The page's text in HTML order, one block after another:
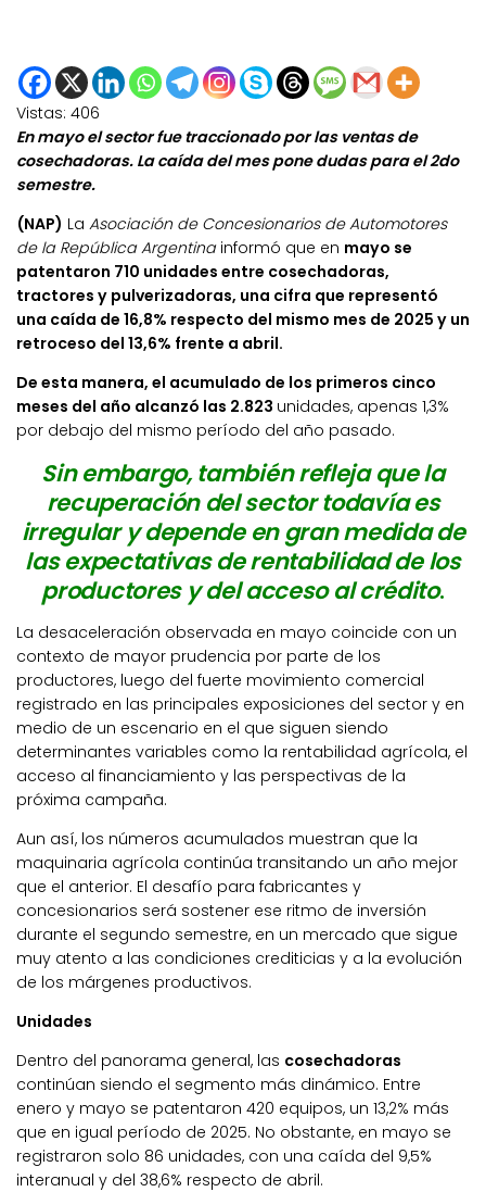
Vistas: 406
En mayo el sector fue traccionado por las ventas de
cosechadoras. La caída del mes pone dudas para el 2do
semestre.
(NAP) La Asociación de Concesionarios de Automotores
de la República Argentinainformó que en mayo se
patentaron 710 unidades entre cosechadoras,
tractores y pulverizadoras, una cifra que representó
una caída de 16,8% respecto del mismo mes de 2025 y un
retroceso del 13,6% frente a abril.
De esta manera, el acumulado de los primeros cinco
meses del año alcanzó las 2.823 unidades, apenas 1,3%
por debajo del mismo período del año pasado.
Sin embargo, también refleja que la
recuperación del sector todavía es
irregular y depende en gran medida de
las expectativas de rentabilidad de los
productores y del acceso al crédito.
La desaceleración observada en mayo coincide con un
contexto de mayor prudencia por parte de los
productores, luego del fuerte movimiento comercial
registrado en las principales exposiciones del sector y en
medio de un escenario en el que siguen siendo
determinantes variables como la rentabilidad agrícola, el
acceso al financiamiento y las perspectivas de la
próxima campaña.
Aun así, los números acumulados muestran que la
maquinaria agrícola continúa transitando un año mejor
que el anterior. El desafío para fabricantes y
concesionarios será sostener ese ritmo de inversión
durante el segundo semestre, en un mercado que sigue
muy atento a las condiciones crediticias y a la evolución
de los márgenes productivos.
Unidades
Dentro del panorama general, las cosechadoras
continúan siendo el segmento más dinámico. Entre
enero y mayo se patentaron 420 equipos, un 13,2% más
que en igual período de 2025. No obstante, en mayo se
registraron solo 86 unidades, con una caída del 9,5%
interanual y del 38,6% respecto de abril.